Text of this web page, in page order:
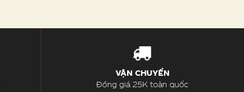
VẬN CHUYỂN
Đồng giá 25K toàn quốc